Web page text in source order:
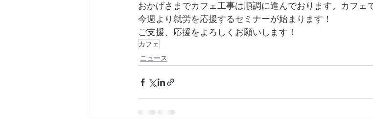
おかげさまでカフェ工事は順調に進んでおります。カフェ
今週より就労を応援するセミナーが始まります！
ご支援、応援をよろしくお願いします！
カフェ
ニュース